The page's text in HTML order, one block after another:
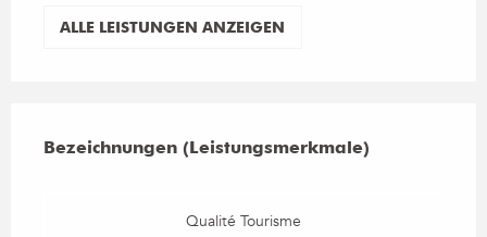
ALLE LEISTUNGEN ANZEIGEN
Bezeichnungen (Leistungsmerkmale)
Bezeichnungen (Leistungsmerkmale)
Qualité Tourisme